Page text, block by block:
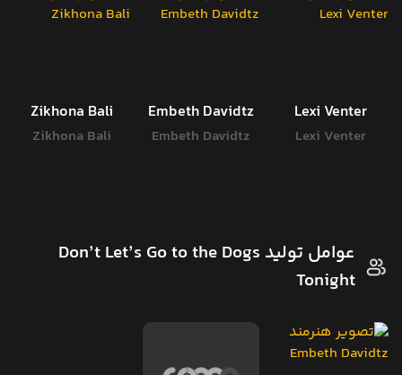
Lexi Venter
Lexi Venter
Embeth Davidtz
Embeth Davidtz
Zikhona Bali
Zikhona Bali
عوامل تولید Don’t Let’s Go to the Dogs
Tonight